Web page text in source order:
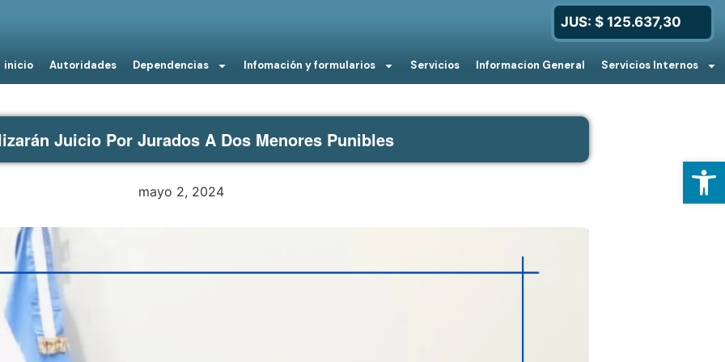
inicio Autoridades Dependencias Infomación y formularios Servicios Informacion General Servicios Internos
JUS: $ 125.637,30
Juicio Por Jurados A Dos Menores Punibles
mayo 2, 2024